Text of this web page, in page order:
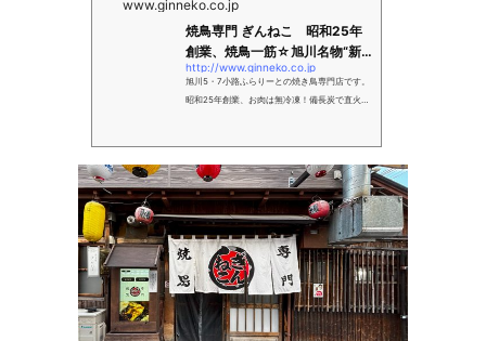
www.ginneko.co.jp
焼鳥専門 ぎんねこ 昭和25年
創業、焼鳥一筋☆旭川名物“新
子焼き”のお店
http://www.ginneko.co.jp
旭川5・7小路ふらりーとの焼き鳥専門店です。
昭和25年創業、お肉は無冷凍！備長炭で直火焼